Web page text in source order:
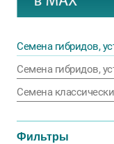
Семена гибридов,
Семена гибридов,
Семена
Фильтры